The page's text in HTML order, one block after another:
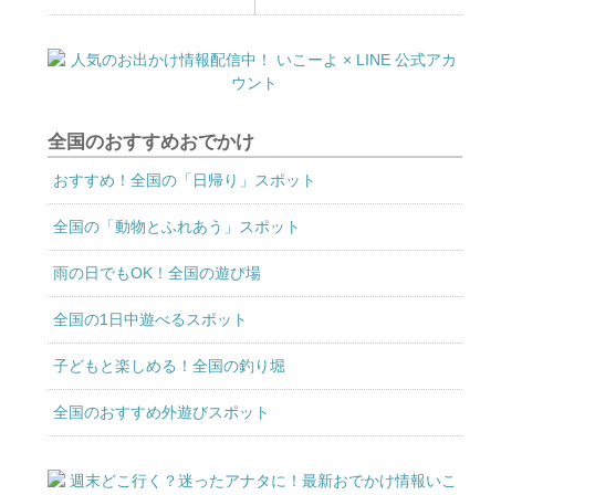
全国のおすすめおでかけ
おすすめ！全国の「日帰り」スポット
全国の「動物とふれあう」スポット
雨の日でもOK！全国の遊び場
全国の1日中遊べるスポット
子どもと楽しめる！全国の釣り堀
全国のおすすめ外遊びスポット